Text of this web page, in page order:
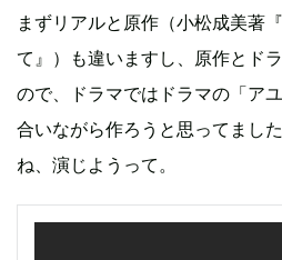
まずリアルと原作（小松成美著
て』）も違いますし、原作とド
ので、ドラマではドラマの「ア
合いながら作ろうと思ってまし
ね、演じようって。